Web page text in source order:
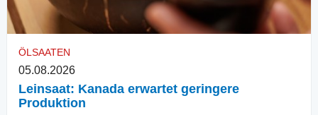
ÖLSAATEN
05.08.2026
Leinsaat: Kanada erwartet geringere
Produktion